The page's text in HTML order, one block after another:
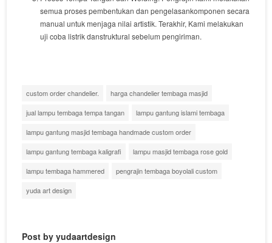
semua prosespembentukan dan pengelasankomponen secara
manual untukmenjaga nilai artistik.Terakhir, Kami melakukan
uji coba listrikdanstruktural sebelum pengiriman.
custom order chandelier.
harga chandelier tembaga masjid
jual lampu tembaga tempa tangan
lampu gantung islami tembaga
lampu gantung masjid tembaga handmade custom order
lampu gantung tembaga kaligrafi
lampu masjid tembaga rose gold
lampu tembaga hammered
pengrajin tembaga boyolali custom
yuda art design
Post by yudaartdesign